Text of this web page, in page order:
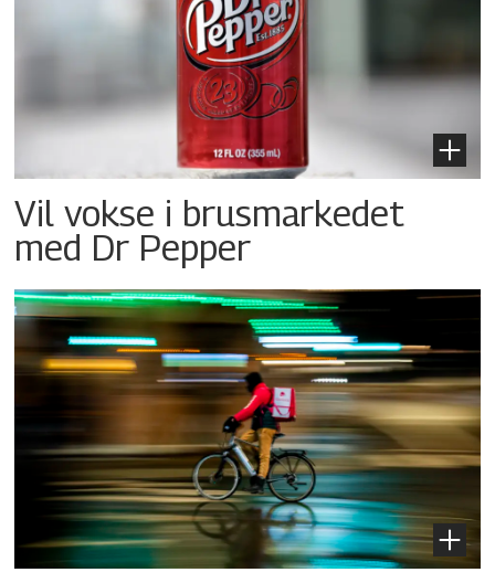
Vil vokse i brusmarkedet
med Dr Pepper